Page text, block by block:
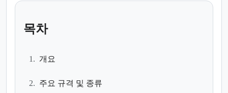
목차
1. 개요
2. 주요 규격 및 종류